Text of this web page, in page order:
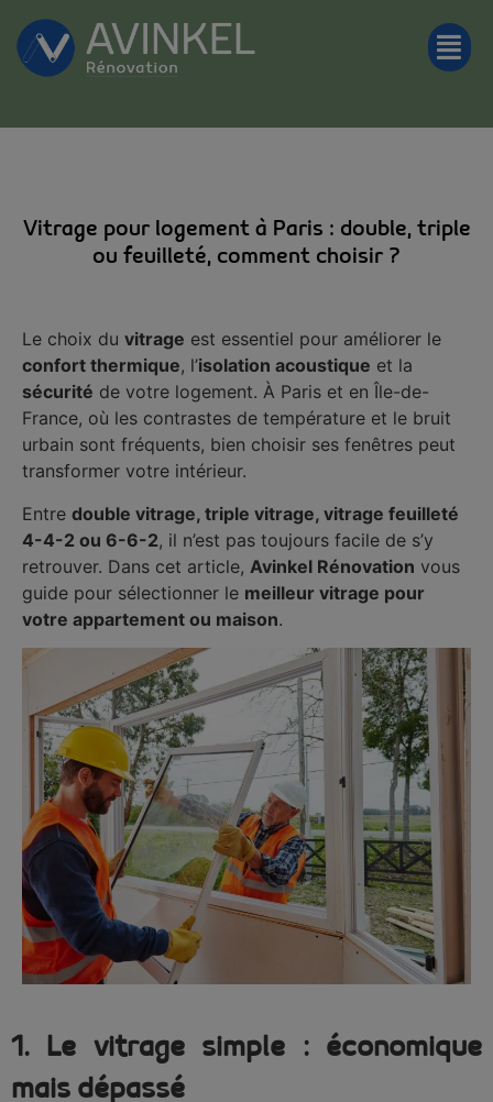
Vitrage pour logement à Paris : double, triple
ou feuilleté, comment choisir ?
Le choix du vitrage est essentiel pour améliorer le
confort thermique, l’isolation acoustique et la
sécurité de votre logement. À Paris et en Île-de-
France, où les contrastes de température et le bruit
urbain sont fréquents, bien choisir ses fenêtres peut
transformer votre intérieur.
Entre double vitrage, triple vitrage, vitrage feuilleté
4-4-2 ou 6-6-2, il n’est pas toujours facile de s’y
retrouver. Dans cet article, Avinkel Rénovation vous
guide pour sélectionner le meilleur vitrage pour
votre appartement ou maison.
1. Le vitrage simple : économique
mais dépassé